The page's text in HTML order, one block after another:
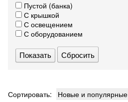
Пустой (банка)
С крышкой
С освещением
С оборудованием
Сбросить
Сортировать: Новые и популярные